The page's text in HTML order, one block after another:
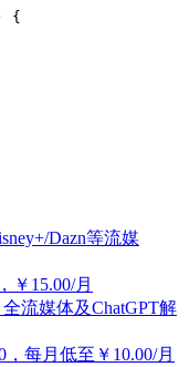
{
Dazn等流媒
￥15.00/月
流媒体及ChatGPT解
每月低至￥10.00/月